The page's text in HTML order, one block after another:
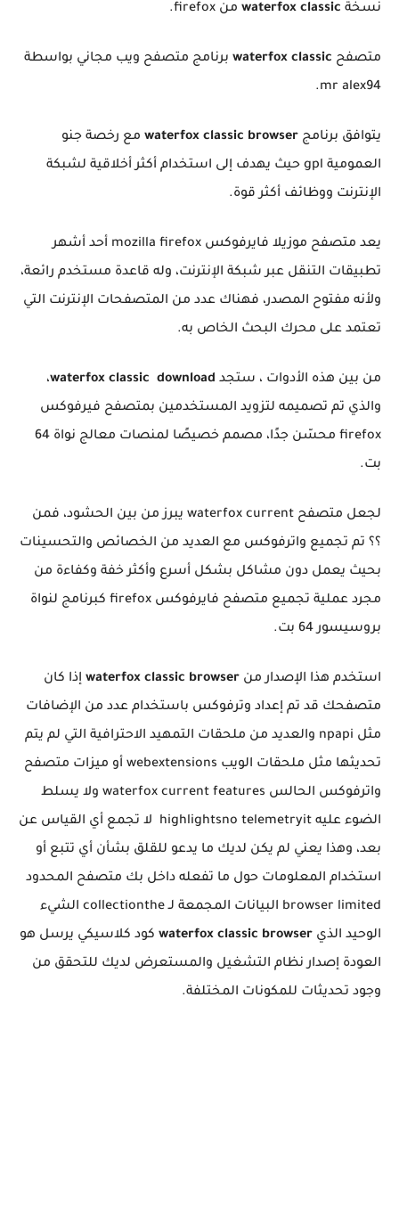
نسخة waterfox classic من firefox.
متصفح waterfox classic برنامج متصفح ويب مجاني بواسطة
mr alex94.
يتوافق برنامج waterfox classic browser مع رخصة جنو
العمومية gpl حيث يهدف إلى استخدام أكثر أخلاقية لشبكة
الإنترنت ووظائف أكثر قوة.
يعد متصفح موزيلا فايرفوكس mozilla firefox أحد أشهر
تطبيقات التنقل عبر شبكة الإنترنت، وله قاعدة مستخدم رائعة،
ولأنه مفتوح المصدر، فهناك عدد من المتصفحات الإنترنت التي
تعتمد على محرك البحث الخاص به.
من بين هذه الأدوات ، ستجد waterfox classic download،
والذي تم تصميمه لتزويد المستخدمين بمتصفح فيرفوكس
firefox محسّن جدًا، مصمم خصيصًا لمنصات معالج نواة 64
بت.
لجعل متصفح waterfox current يبرز من بين الحشود، فمن
؟؟ تم تجميع واترفوكس مع العديد من الخصائص والتحسينات
بحيث يعمل دون مشاكل بشكل أسرع وأكثر خفة وكفاءة من
مجرد عملية تجميع متصفح فايرفوكس firefox كبرنامج لنواة
بروسيسور 64 بت.
استخدم هذا الإصدار من waterfox classic browser إذا كان
متصفحك قد تم إعداد وترفوكس باستخدام عدد من الإضافات
مثل npapi والعديد من ملحقات التمهيد الاحترافية التي لم يتم
تحديثها مثل ملحقات الويب webextensions أو ميزات متصفح
واترفوكس الحالس waterfox current features ولا يسلط
الضوء عليه highlightsno telemetryit لا تجمع أي القياس عن
بعد، وهذا يعني لم يكن لديك ما يدعو للقلق بشأن أي تتبع أو
استخدام المعلومات حول ما تفعله داخل بك متصفح المحدود
browser limited البيانات المجمعة لـ collectionthe الشيء
الوحيد الذي waterfox classic browser كود كلاسيكي يرسل هو
العودة إصدار نظام التشغيل والمستعرض لديك للتحقق من
وجود تحديثات للمكونات المختلفة.